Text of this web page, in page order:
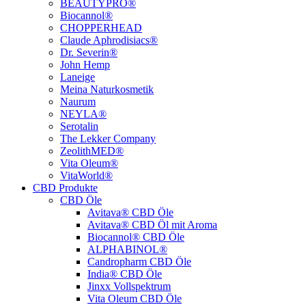
BEAUTYPRO®
Biocannol®
CHOPPERHEAD
Claude Aphrodisiacs®
Dr. Severin®
John Hemp
Laneige
Meina Naturkosmetik
Naurum
NEYLA®
Serotalin
The Lekker Company
ZeolithMED®
Vita Oleum®
VitaWorld®
CBD Produkte
CBD Öle
Avitava® CBD Öle
Avitava® CBD Öl mit Aroma
Biocannol® CBD Öle
ALPHABINOL®
Candropharm CBD Öle
India® CBD Öle
Jinxx Vollspektrum
Vita Oleum CBD Öle